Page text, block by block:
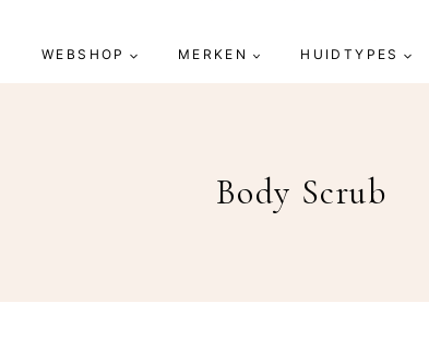
WEBSHOP MERKEN HUIDTYPES
Body Scrub